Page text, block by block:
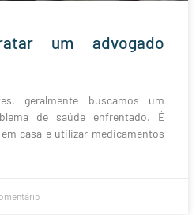
um advogado
geralmente buscamos um
de saúde enfrentado. É
casa e utilizar medicamentos